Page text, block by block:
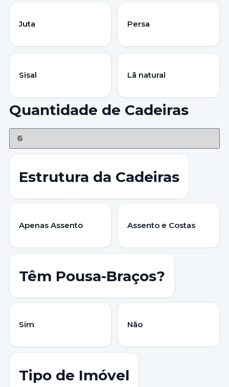
Juta Persa
Sisal Lã natural
Quantidade de Cadeiras
Estrutura da Cadeiras
Apenas Assento Assento e Costas
Têm Pousa-Braços?
Sim Não
Tipo de Imóvel